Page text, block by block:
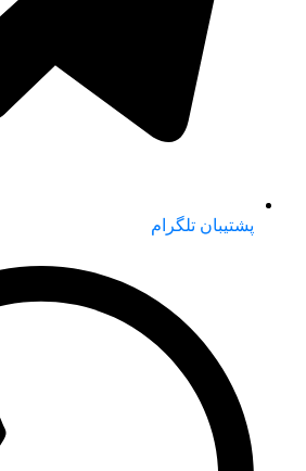
پشتیبان تلگرام